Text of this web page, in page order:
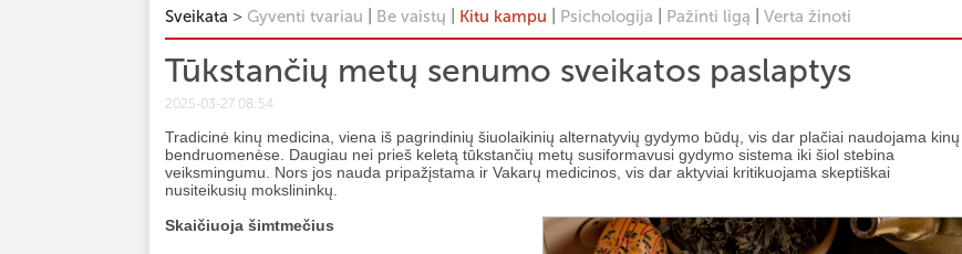
Sveikata > Gyventi tvariau Be vaistų Kitu kampu Psichologija Pažinti ligą Verta žinoti
Tūkstančių metų senumo sveikatos paslaptys
2025-03-27 08:54
Tradicinė kinų medicina, viena iš pagrindinių šiuolaikinių alternatyvių gydymo būdų, vis dar plačiai naudojama kinų
bendruomenėse. Daugiau nei prieš keletą tūkstančių metų susiformavusi gydymo sistema iki šiol stebina
veiksmingumu. Nors jos nauda pripažįstama ir Vakarų medicinos, vis dar aktyviai kritikuojama skeptiškai
nusiteikusių mokslininkų.
Skaičiuoja šimtmečius